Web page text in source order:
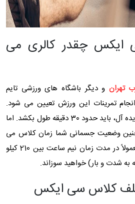
سی ایکس چقدر کالری می
تهران و دیگر باشگاه های ورزشی تایم
تمرینات این ورزش تعیین می شود.
کلاس سی ایکس در حالت ایده آل، باید حدود 30 دقیقه طول بکشد. اما
وضعیت جسمانی شما زمان کلاس می
تواند کمتر یا بیشتر باشد. معمولاً در مدت زمان نیم ساعت بین 210 کیلو
کلاس سی ایکس